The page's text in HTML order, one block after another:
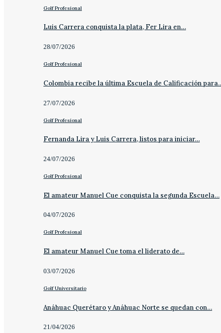
Golf Profesional
Luis Carrera conquista la plata, Fer Lira en…
28/07/2026
Golf Profesional
Colombia recibe la última Escuela de Calificación
27/07/2026
Golf Profesional
Fernanda Lira y Luis Carrera, listos para iniciar…
24/07/2026
Golf Profesional
El amateur Manuel Cue conquista la segunda Escuela…
04/07/2026
Golf Profesional
El amateur Manuel Cue toma el liderato de…
03/07/2026
Golf Universitario
Anáhuac Querétaro y Anáhuac Norte se quedan con…
21/04/2026